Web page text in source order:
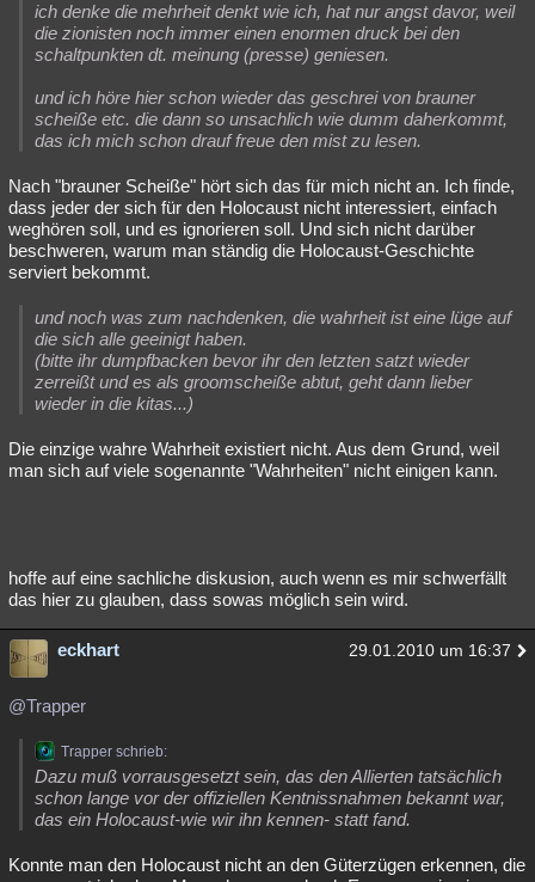
ich denke die mehrheit denkt wie ich, hat nur angst davor, weil
die zionisten noch immer einen enormen druck bei den
schaltpunkten dt. meinung (presse) geniesen.
und ich höre hier schon wieder das geschrei von brauner
scheiße etc. die dann so unsachlich wie dumm daherkommt,
das ich mich schon drauf freue den mist zu lesen.
Nach "brauner Scheiße" hört sich das für mich nicht an. Ich finde,
dass jeder der sich für den Holocaust nicht interessiert, einfach
weghören soll, und es ignorieren soll. Und sich nicht darüber
beschweren, warum man ständig die Holocaust-Geschichte
serviert bekommt.
und noch was zum nachdenken, die wahrheit ist eine lüge auf
die sich alle geeinigt haben.
(bitte ihr dumpfbacken bevor ihr den letzten satzt wieder
zerreißt und es als groomscheiße abtut, geht dann lieber
wieder in die kitas...)
Die einzige wahre Wahrheit existiert nicht. Aus dem Grund, weil
man sich auf viele sogenannte "Wahrheiten" nicht einigen kann.
hoffe auf eine sachliche diskusion, auch wenn es mir schwerfällt
das hier zu glauben, dass sowas möglich sein wird.
eckhart 29.01.2010 um 16:37
@Trapper
Trapper schrieb:
Dazu muß vorrausgesetzt sein, das den Allierten tatsächlich
schon lange vor der offiziellen Kentnissnahmen bekannt war,
das ein Holocaust-wie wir ihn kennen- statt fand.
Konnte man den Holocaust nicht an den Güterzügen erkennen, die